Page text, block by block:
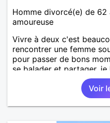
Homme divorcé(e) de
amoureuse
Vivre à deux c'est
rencontrer une femme
pour passer de bons
se balader et partager,
complicité. J'aime
randonnée pour se
et finalement prendre du
de tout dire en quelques
Voir